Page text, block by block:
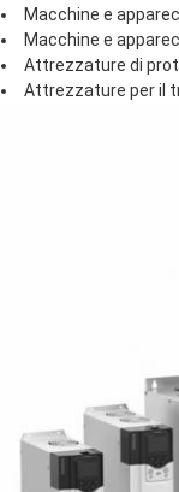
Macchine e
Macchine e
Attrezzature di
Attrezzature per il